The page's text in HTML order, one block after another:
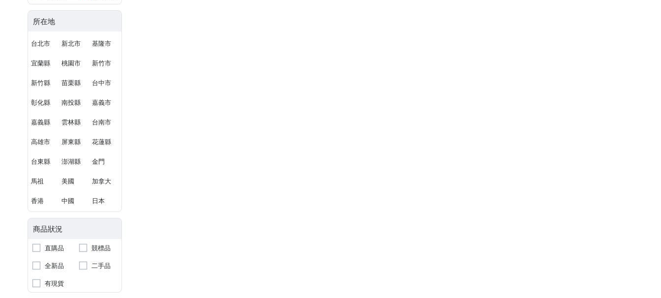
所在地
台北市 新北市 基隆市
宜蘭縣 桃園市 新竹市
新竹縣 苗栗縣 台中市
彰化縣 南投縣 嘉義市
嘉義縣 雲林縣 台南市
高雄市 屏東縣 花蓮縣
台東縣 澎湖縣 金門
馬祖 美國 加拿大
香港 中國 日本
商品狀況
直購品
競標品
全新品
二手品
有現貨